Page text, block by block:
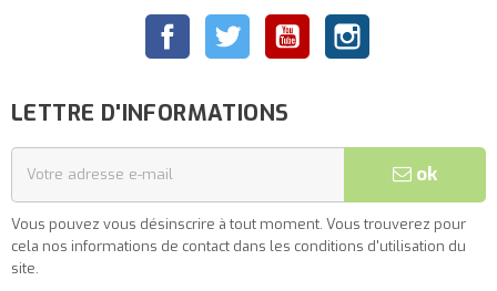
FacebookTwitter YouTubeInstagram
LETTRE D'INFORMATIONS
ok
Vous pouvez vous désinscrire à tout moment. Vous trouverez pour
cela nos informations de contact dans les conditions d'utilisation du
site.